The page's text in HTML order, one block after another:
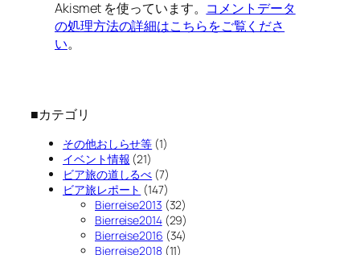
Akismet を使っています。 コメントデータ
の処理方法の詳細はこちらをご覧くださ
い。
■カテゴリ
その他おしらせ等 (1)
イベント情報 (21)
ビア旅の道しるべ (7)
ビア旅レポート (147)
Bierreise2013 (32)
Bierreise2014(29)
Bierreise2016 (34)
Bierreise2018(11)